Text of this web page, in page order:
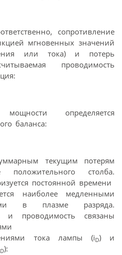
сопротивление
мгновенных значений
или тока) и потерь
проводимость
определяется
баланса:
текущим потерям
столба.
постоянной времени
наиболее медленными
в плазме разряда.
и проводимость связаны
тока лампы (iD) и
D):